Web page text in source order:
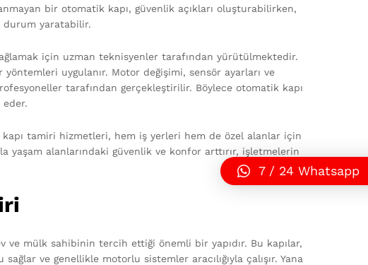
bir otomatik kapı, güvenlik açıkları oluşturabilirken,
durum yaratabilir.
için uzman teknisyenler tarafından yürütülmektedir.
uygulanır. Motor değişimi, sensör ayarları ve
tarafından gerçekleştirilir. Böylece otomatik kapı
kapı tamiri hizmetleri, hem iş yerleri hem de özel alanlar için
yaşam alanlarındaki güvenlik ve konfor arttırır, işletmelerin
ve mülk sahibinin tercih ettiği önemli bir yapıdır. Bu kapılar,
ve genellikle motorlu sistemler aracılığıyla çalışır. Yana
7 / 24 Whatsapp